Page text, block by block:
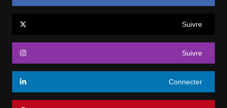
Suivre
Suivre
Connecter